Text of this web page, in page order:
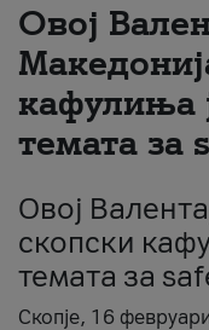
Овој
кафулиња
темата за
Овој
скопски
темата за
Скопје, 16